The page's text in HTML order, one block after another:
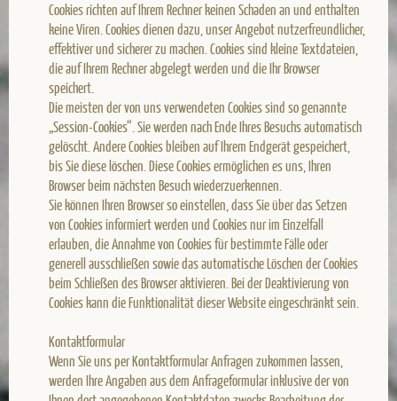
Cookies richten auf Ihrem Rechner keinen Schaden an und enthalten
keine Viren. Cookies dienen dazu, unser Angebot nutzerfreundlicher,
effektiver und sicherer zu machen. Cookies sind kleine Textdateien,
die auf Ihrem Rechner abgelegt werden und die Ihr Browser
speichert.
Die meisten der von uns verwendeten Cookies sind so genannte
„Session-Cookies“. Sie werden nach Ende Ihres Besuchs automatisch
gelöscht. Andere Cookies bleiben auf Ihrem Endgerät gespeichert,
bis Sie diese löschen. Diese Cookies ermöglichen es uns, Ihren
Browser beim nächsten Besuch wiederzuerkennen.
Sie können Ihren Browser so einstellen, dass Sie über das Setzen
von Cookies informiert werden und Cookies nur im Einzelfall
erlauben, die Annahme von Cookies für bestimmte Fälle oder
generell ausschließen sowie das automatische Löschen der Cookies
beim Schließen des Browser aktivieren. Bei der Deaktivierung von
Cookies kann die Funktionalität dieser Website eingeschränkt sein.
Kontaktformular
Wenn Sie uns per Kontaktformular Anfragen zukommen lassen,
werden Ihre Angaben aus dem Anfrageformular inklusive der von